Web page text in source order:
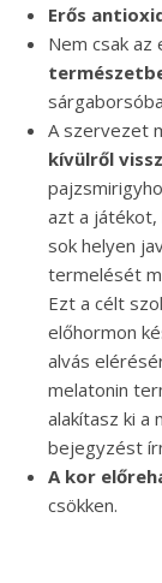
Erős
Nem csak
A szervezet
kívülről
azt a
sok helyen
termelését
Ezt a célt
előhormon
alvás
melatonin
alakítasz ki a
bejegyzést
A kor
csökken.